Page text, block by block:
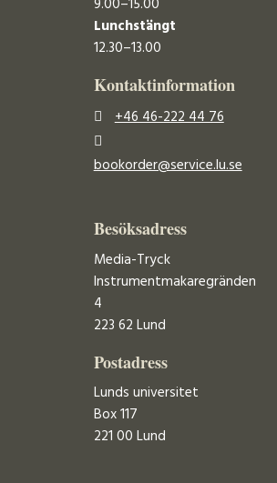
Lunchstängt
12.30–13.00
Kontaktinformation
+46 46-222 44 76
bookorder@service.lu.se
Besöksadress
Media-Tryck
Instrumentmakaregränden
4
223 62 Lund
Postadress
Lunds universitet
Box 117
221 00 Lund